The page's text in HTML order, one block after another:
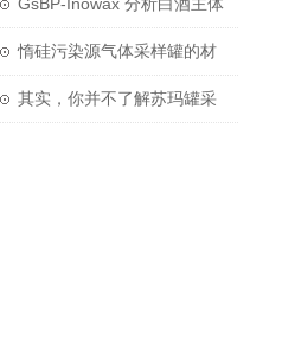
香源物质
惰硅污染源气体采样罐的材
质是不锈钢的
其实，你并不了解苏玛罐采